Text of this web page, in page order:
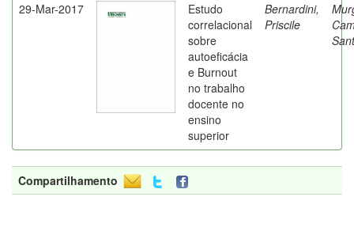
29-Mar-2017
Estudo
correlacional
sobre
autoeficácia
e Burnout
no trabalho
docente no
ensino
superior
Bernardini,
Priscile
Compartilhamento